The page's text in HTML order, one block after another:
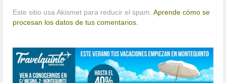
Este sitio usa Akismet para reducir el spam.Aprende cómo se
procesan los datos de tus comentarios.